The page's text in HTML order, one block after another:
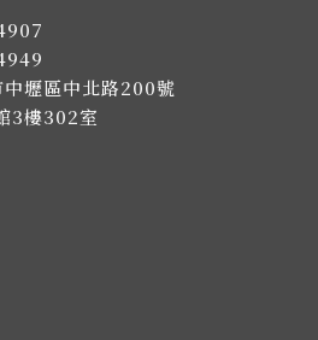
壢區中北路200號
3樓302室